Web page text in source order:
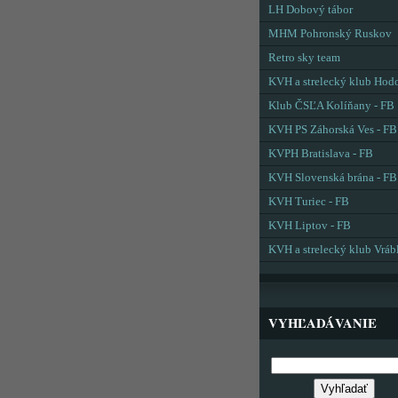
LH Dobový tábor
MHM Pohronský Ruskov
Retro sky team
KVH a strelecký klub
Klub ČSĽA Kolíňany - FB
KVH PS Záhorská Ves - FB
KVPH Bratislava - FB
KVH Slovenská brána - FB
KVH Turiec - FB
KVH Liptov - FB
KVH a strelecký klub
VYHĽADÁVANIE